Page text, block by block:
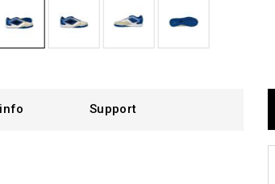
Support